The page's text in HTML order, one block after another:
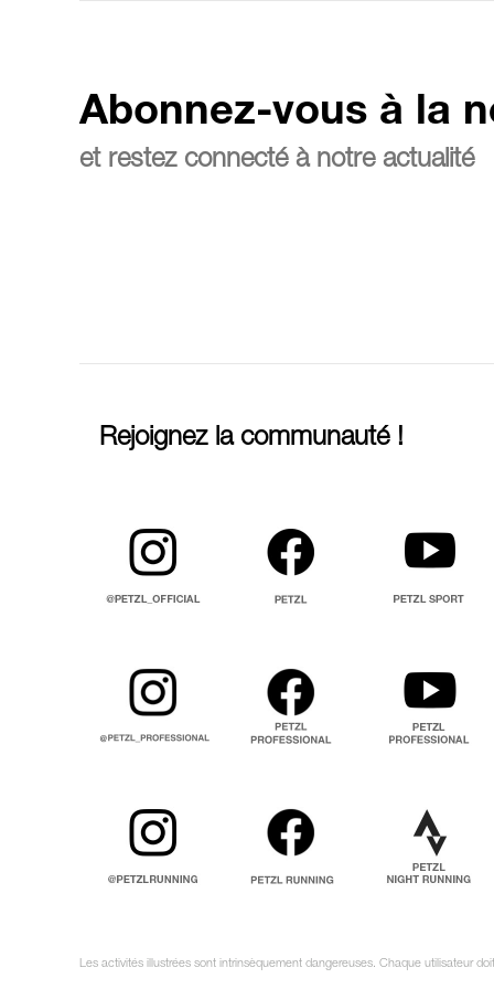
Abonnez-vous à la
et restez connecté à notre actualité
Rejoignez la communauté !
Les activités illustrées sont intrinsèquement dangereuses. Chaque utilisateur